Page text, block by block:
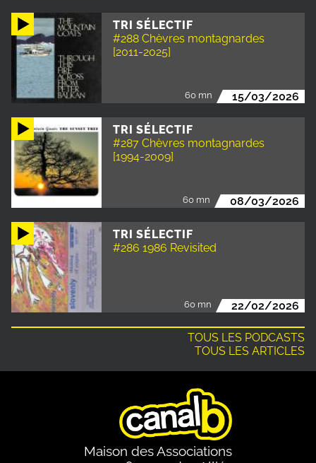
TRI SÉLECTIF
#288 Chèvres montagnardes
[2011-2025]
60 mn 15/03/2026
TRI SÉLECTIF
#287 Chèvres montagnardes
[1994-2009]
60 mn 08/03/2026
TRI SÉLECTIF
#286 1986 Revisited
60 mn 22/02/2026
TOUS LES PODCASTS
TOUS LES ARTICLES
Maison des Associations